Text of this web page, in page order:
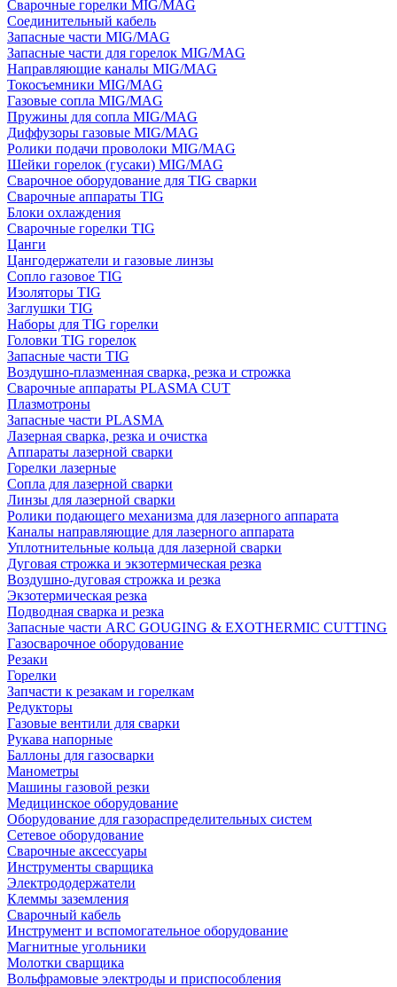
Сварочные горелки MIG/MAG
Соединительный кабель
Запасные части MIG/MAG
Запасные части для горелок MIG/MAG
Направляющие каналы MIG/MAG
Токосъемники MIG/MAG
Газовые сопла MIG/MAG
Пружины для сопла MIG/MAG
Диффузоры газовые MIG/MAG
Ролики подачи проволоки MIG/MAG
Шейки горелок (гусаки) MIG/MAG
Сварочное оборудование для TIG сварки
Сварочные аппараты TIG
Блоки охлаждения
Сварочные горелки TIG
Цанги
Цангодержатели и газовые линзы
Сопло газовое TIG
Изоляторы TIG
Заглушки TIG
Наборы для TIG горелки
Головки TIG горелок
Запасные части TIG
Воздушно-плазменная сварка, резка и строжка
Сварочные аппараты PLASMA CUT
Плазмотроны
Запасные части PLASMA
Лазерная сварка, резка и очистка
Аппараты лазерной сварки
Горелки лазерные
Сопла для лазерной сварки
Линзы для лазерной сварки
Ролики подающего механизма для лазерного аппарата
Каналы направляющие для лазерного аппарата
Уплотнительные кольца для лазерной сварки
Дуговая строжка и экзотермическая резка
Воздушно-дуговая строжка и резка
Экзотермическая резка
Подводная сварка и резка
Запасные части ARC GOUGING & EXOTHERMIC CUTTING
Газосварочное оборудование
Резаки
Горелки
Запчасти к резакам и горелкам
Редукторы
Газовые вентили для сварки
Рукава напорные
Баллоны для газосварки
Манометры
Машины газовой резки
Медицинское оборудование
Оборудование для газораспределительных систем
Сетевое оборудование
Сварочные аксессуары
Инструменты сварщика
Электрододержатели
Клеммы заземления
Сварочный кабель
Инструмент и вспомогательное оборудование
Магнитные угольники
Молотки сварщика
Вольфрамовые электроды и приспособления